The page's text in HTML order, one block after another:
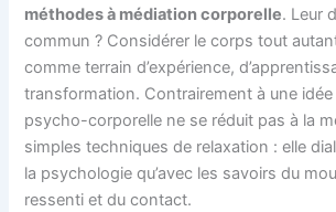
méthodes à médiation corporelle. Leur
commun ? Considérer le corps tout
comme terrain d’expérience,
transformation. Contrairement à une idée
psycho-corporelle ne se réduit pas à la
simples techniques de relaxation : elle
la psychologie qu’avec les savoirs du
ressenti et du contact.